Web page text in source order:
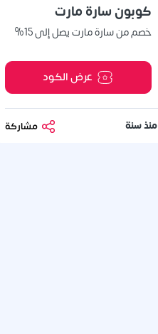
كوبون سارة مارت
خصم من سارة مارت يصل إلى 15%
عرض الكود
منذ سنة